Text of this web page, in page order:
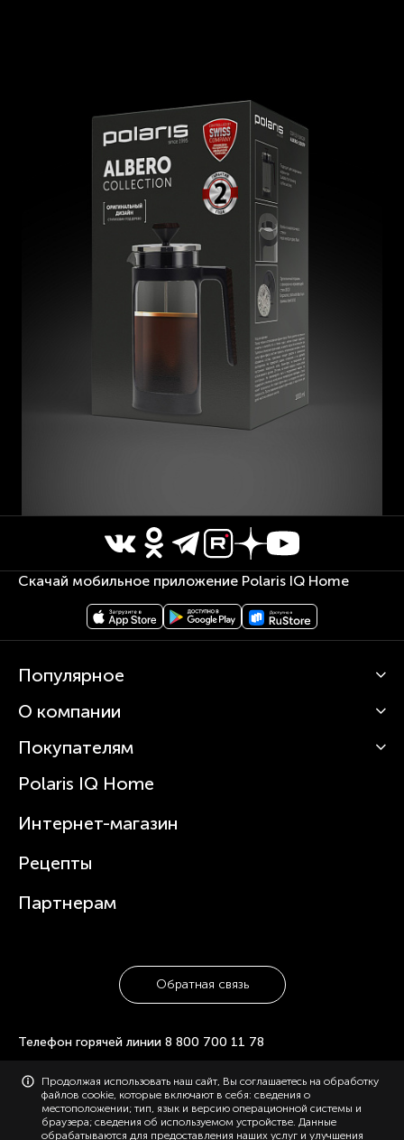
Скачай мобильное приложение Polaris IQ Home
Популярное
Кофемашины
Вертикальные пылесосы
Зубные щетки и ирригаторы
Увлажнители
Посуда
О компании
О Polaris
Статьи
Покупателям
Сервисные центры
Где купить
Polaris IQ Home
Интернет-магазин
Рецепты
Партнерам
Обратная связь
Телефон горячей линии 8 800 700 11 78
© 2006-2026 «Polaris». Все права защищены. Использование
материалов с сайта polaris.ru возможно только с разрешения
администрации, с указанием активной ссылки на сайт.
Конфиденциальность
Карта сайта
Продолжая использовать наш сайт, Вы соглашаетесь на обработку
файлов cookie, которые включают в себя: сведения о
местоположении; тип, язык и версию операционной системы и
браузера; сведения об используемом устройстве. Данные
обрабатываются для предоставления наших услуг и улучшения